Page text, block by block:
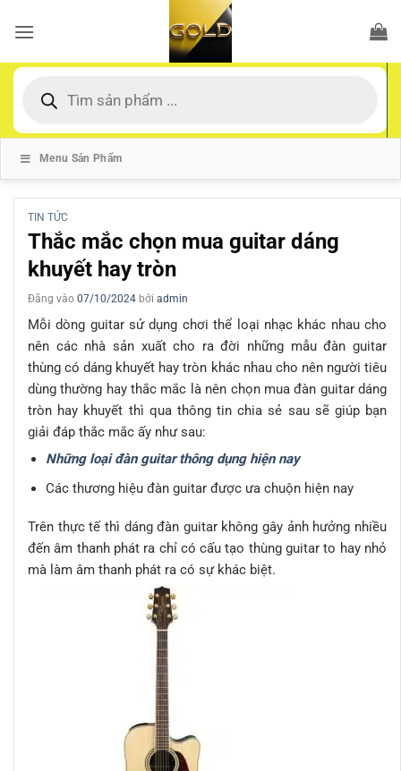
qua
dung
kiếm
Menu Sản Phẩm
TIN TỨC
Thắc mắc chọn mua guitar dáng
khuyết hay tròn
Đăng vào 07/10/2024 bởi admin
Mỗi dòng guitar sử dụng chơi thể loại nhạc khác nhau cho
nên các nhà sản xuất cho ra đời những mẫu đàn guitar
thùng có dáng khuyết hay tròn khác nhau cho nên người tiêu
dùng thường hay thắc mắc là nên chọn mua đàn guitar dáng
tròn hay khuyết thì qua thông tin chia sẻ sau sẽ giúp bạn
giải đáp thắc mắc ấy như sau:
Những loại đàn guitar thông dụng hiện nay
Các thương hiệu đàn guitar được ưa chuộn hiện nay
Trên thực tế thì dáng đàn guitar không gây ảnh hưởng nhiều
đến âm thanh phát ra chỉ có cấu tạo thùng guitar to hay nhỏ
mà làm âm thanh phát ra có sự khác biệt.